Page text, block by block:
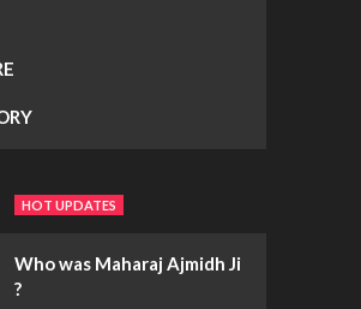
HOT UPDATES
Who was Maharaj Ajmidh Ji
?